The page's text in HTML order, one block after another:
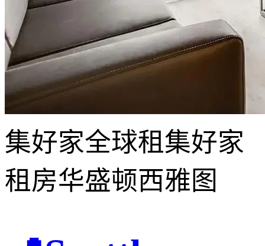
集好家全球租集好家
租房华盛顿西雅图